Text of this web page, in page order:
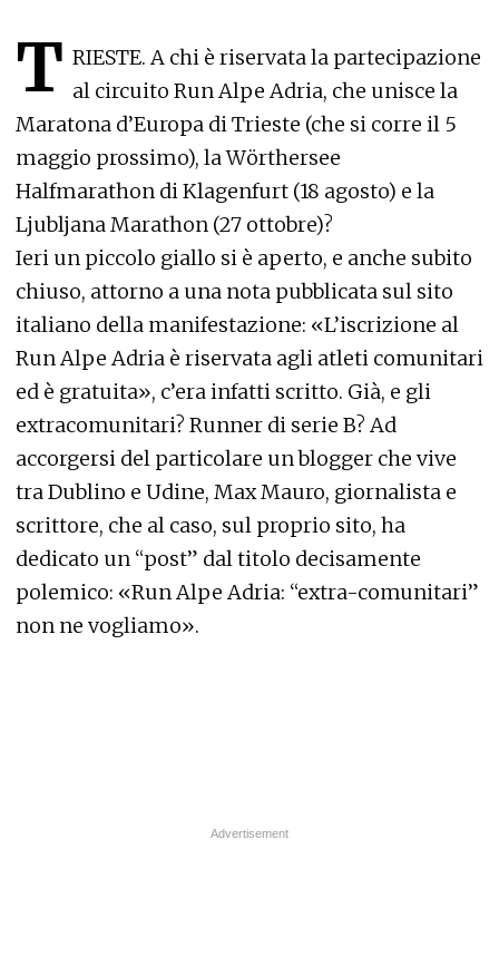
T RIESTE. A chi è riservata la partecipazione
al circuito Run Alpe Adria, che unisce la
Maratona d’Europa di Trieste (che si corre il 5
maggio prossimo), la Wörthersee
Halfmarathon di Klagenfurt (18 agosto) e la
Ljubljana Marathon (27 ottobre)?
Ieri un piccolo giallo si è aperto, e anche subito
chiuso, attorno a una nota pubblicata sul sito
italiano della manifestazione: «L’iscrizione al
Run Alpe Adria è riservata agli atleti comunitari
ed è gratuita», c’era infatti scritto. Già, e gli
extracomunitari? Runner di serie B? Ad
accorgersi del particolare un blogger che vive
tra Dublino e Udine, Max Mauro, giornalista e
scrittore, che al caso, sul proprio sito, ha
dedicato un “post” dal titolo decisamente
polemico: «Run Alpe Adria: “extra-comunitari”
non ne vogliamo».